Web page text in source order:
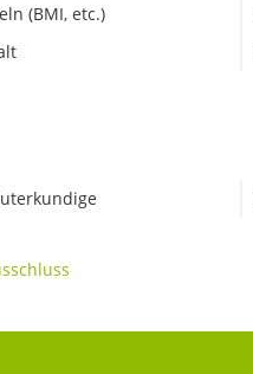
(BMI, etc.)